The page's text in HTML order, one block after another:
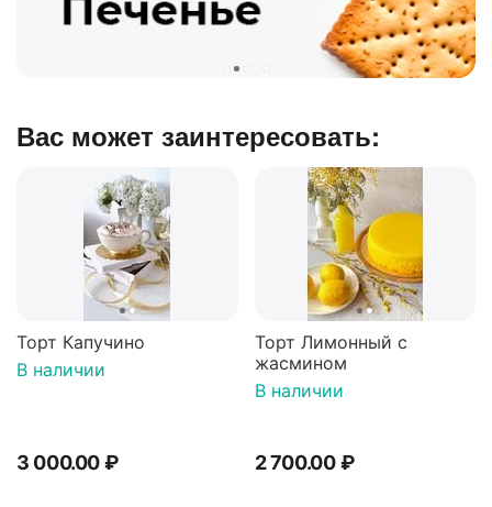
Вас может заинтересовать:
Торт Капучино
В наличии
3 000.00₽
Торт Лимонный с
жасмином
В наличии
2 700.00 ₽